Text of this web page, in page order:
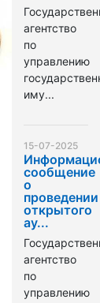
агентство
по
управлению
иму...
15-07-2025
сообщение
о
проведении
открытого
ау...
агентство
по
управлению